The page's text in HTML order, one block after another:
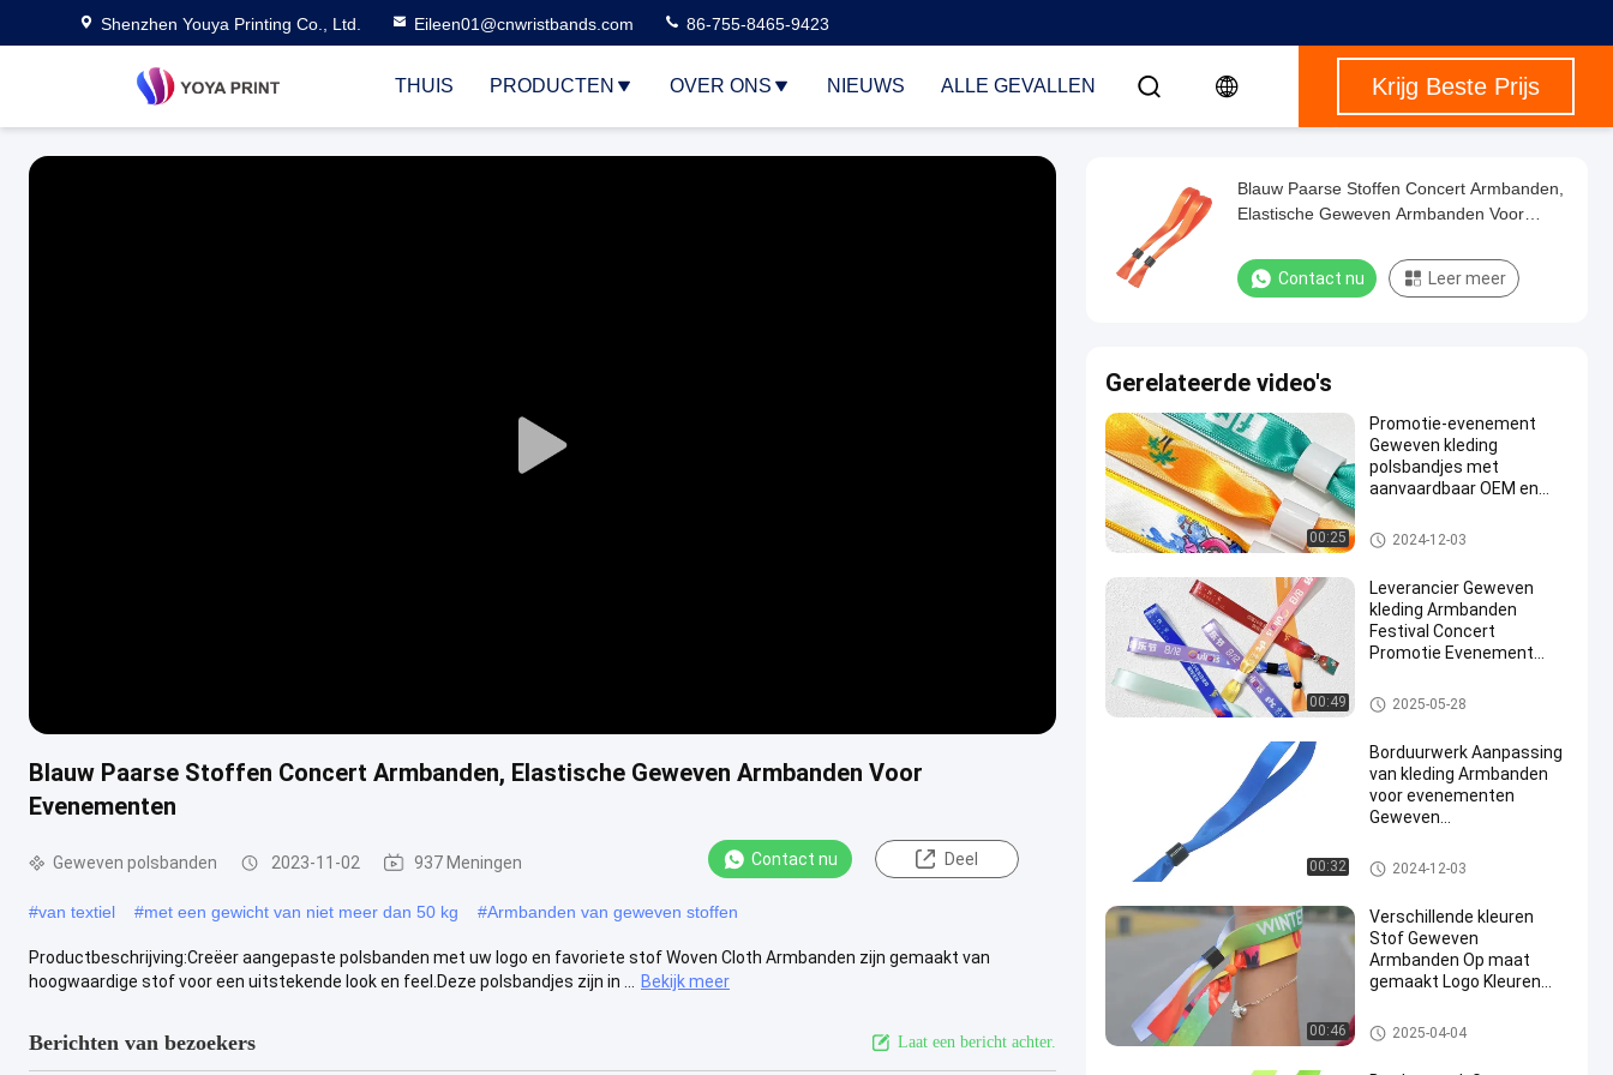
Shenzhen Youya Printing Co., Ltd. Eileen01@cnwristbands.com 86-755-8465-9423
THUIS PRODUCTEN OVER ONS NIEUWS ALLE GEVALLEN Krijg Beste Prijs
Play
Blauw Paarse Stoffen Concert Armbanden, Elastische Geweven Armbanden Voor
Evenementen
Geweven polsbanden 2023-11-02 937 Meningen Contact nu Deel
#van textiel #met een gewicht van niet meer dan 50 kg #Armbanden van geweven stoffen
Productbeschrijving:Creëer aangepaste polsbanden met uw logo en favoriete stof Woven Cloth Armbanden zijn gemaakt van
hoogwaardige stof voor een uitstekende look en feel.Deze polsbandjes zijn in ...
Bekijk meer
Berichten van bezoekers Laat een bericht achter.
Blauw Paarse Stoffen Concert Armbanden,
Elastische Geweven Armbanden Voor
Contact nu Leer meer
Gerelateerde video's
00:25
Promotie-evenement
Geweven kleding
polsbandjes met
aanvaardbaar OEM en
Geweven polsbanden
2024-12-03
00:49
Leverancier Geweven
kleding Armbanden
Festival Concert
Promotie Evenement
Verschillende Ontwerpen
Geweven polsbanden
2025-05-28
00:32
Borduurwerk Aanpassing
van kleding Armbanden
voor evenementen
Geweven
Geweven polsbanden
2024-12-03
00:46
Verschillende kleuren
Stof Geweven
Armbanden Op maat
gemaakt Logo Kleuren
Armband
Geweven polsbanden
2025-04-04